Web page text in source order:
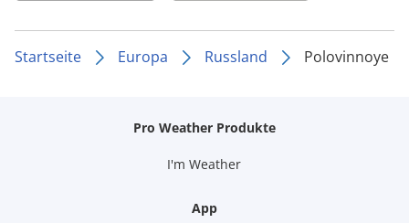
Startseite Europa Russland Polovinnoye
Pro Weather Produkte
I'm Weather
App